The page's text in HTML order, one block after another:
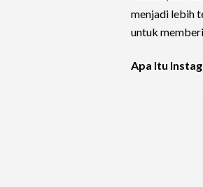
menjadi lebih
untuk
Apa Itu